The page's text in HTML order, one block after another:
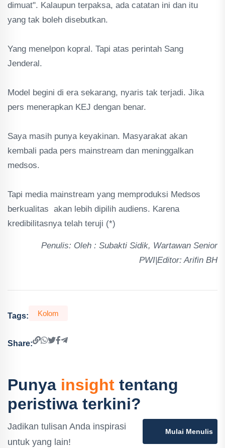
dimuat". Kalaupun terpaksa, ada catatan ini dan itu
yang tak boleh disebutkan.
Yang menelpon kopral. Tapi atas perintah Sang
Jenderal.
Model begini di era sekarang, nyaris tak terjadi. Jika
pers menerapkan KEJ dengan benar.
Saya masih punya keyakinan. Masyarakat akan
kembali pada pers mainstream dan meninggalkan
medsos.
Tapi media mainstream yang memproduksi Medsos
berkualitas akan lebih dipilih audiens. Karena
kredibilitasnya telah teruji (*)
Penulis: Oleh : Subakti Sidik, Wartawan Senior
PWI|Editor: Arifin BH
Tags: Kolom
Share:
Punya insight tentang
peristiwa terkini?
Jadikan tulisan Anda inspirasi
untuk yang lain!
Mulai Menulis